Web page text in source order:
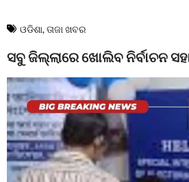
ଓଡିଶା,ତାଜା ଖବର
ସବୁ ଜିଲ୍ଲାରେ ଖୋଲିବ ନିର୍ବାଚନ